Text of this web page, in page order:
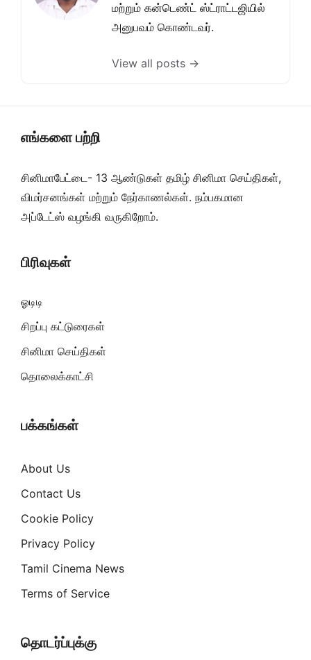
மற்றும் கன்டெண்ட் ஸ்ட்ராட்டஜியில்
அனுபவம் கொண்டவர்.
View all posts →
எங்களை பற்றி
சினிமாபேட்டை- 13 ஆண்டுகள் தமிழ் சினிமா செய்திகள்,
விமர்சனங்கள் மற்றும் நேர்காணல்கள். நம்பகமான
அப்டேட்ஸ் வழங்கி வருகிறோம்.
பிரிவுகள்
ஓடிடி
சிறப்பு கட்டுரைகள்
சினிமா செய்திகள்
தொலைக்காட்சி
பக்கங்கள்
About Us
Contact Us
Cookie Policy
Privacy Policy
Tamil Cinema News
Terms of Service
தொடர்ப்புக்கு